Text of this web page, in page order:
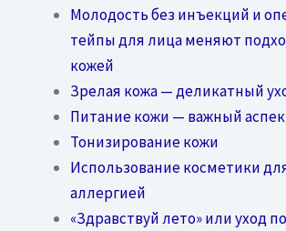
Молодость без инъекций и
тейпы для лица меняют
кожей
Зрелая кожа — деликатный
Питание кожи — важный
Тонизирование кожи
Использование косметики
аллергией
«Здравствуй лето» или уход